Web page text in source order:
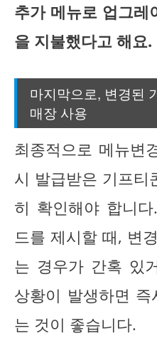
추가 메뉴로 업그레
을 지불했다고 해요.
마지막으로, 변경된
매장 사용
최종적으로 메뉴변
시 발급받은 기프티
히 확인해야 합니
드를 제시할 때, 변
는 경우가 간혹 있
상황이 발생하면
는 것이 좋습니다.